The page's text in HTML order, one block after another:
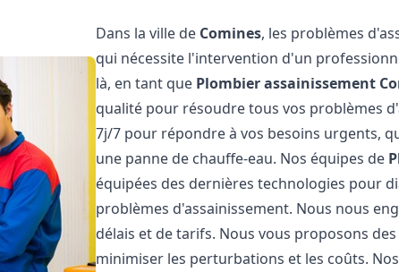
Dans la ville de Comines, les problèmes
qui nécessite l'intervention d'un
là, en tant que Plombier assainissement
qualité pour résoudre tous vos problèmes
7j/7 pour répondre à vos besoins urgents,
une panne de chauffe-eau. Nos équipes de
équipées des dernières technologies pour
problèmes d'assainissement. Nous nous
délais et de tarifs. Nous vous proposons
minimiser les perturbations et les coûts.